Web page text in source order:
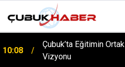
12:06
ÇUBUK’TA ‘YAZA
Gönüllerince Eğlendi!